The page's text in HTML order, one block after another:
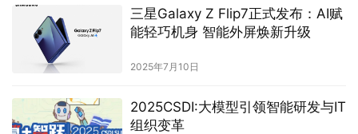
三星Galaxy Z Flip7正式发布：AI赋
能轻巧机身 智能外屏焕新升级
2025年7月10日
2025CSDI:大模型引领智能研发与IT
组织变革